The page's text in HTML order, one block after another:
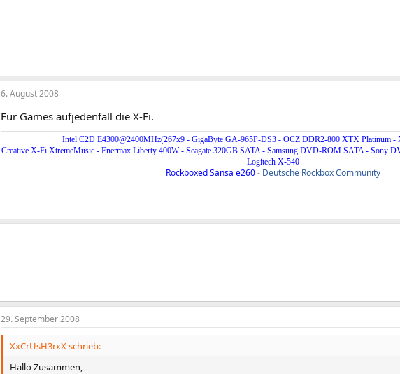
6. August 2008
Für Games aufjedenfall die X-Fi.
Intel C2D E4300@2400MHz(267x9 - GigaByte GA-965P-DS3 - OCZ DDR2-800 XTX Platinum -
Creative X-Fi XtremeMusic - Enermax Liberty 400W - Seagate 320GB SATA - Samsung DVD-ROM SATA - Sony
Logitech X-540
Rockboxed Sansa e260- Deutsche Rockbox Community
29. September 2008
XxCrUsH3rxX schrieb:
Hallo Zusammen,